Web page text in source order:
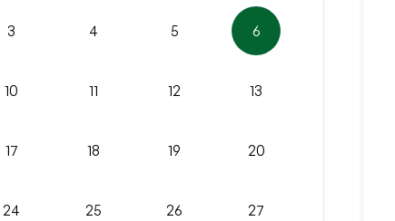
3 4 5 6
10 11 12 13
17 18 19 20
24 25 26 27